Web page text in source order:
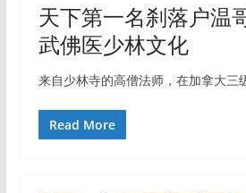
天下第一名刹落户温
武佛医少林文化
来自少林寺的高僧法师，在加拿大三
Read More